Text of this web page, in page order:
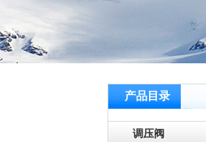
产品目录
调压阀